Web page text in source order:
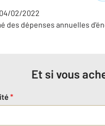
02/2022
des dépenses annuelles
Et si vous
*